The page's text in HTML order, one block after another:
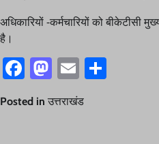
अधिकारियों -कर्मचारियों को बीकेटीसी
है।
Facebook
Mastodon
Email
Posted in उत्तराखंड